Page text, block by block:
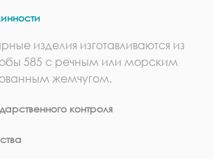
изделия изготавливаются из
585 с речным или морским
жемчугом.
контроля